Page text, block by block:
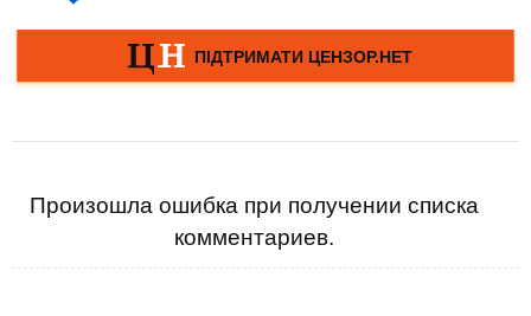
Произошла ошибка при получении списка
комментариев.